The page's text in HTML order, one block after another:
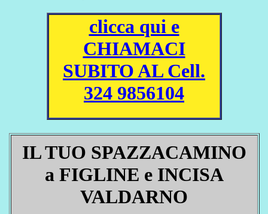
clicca qui e
CHIAMACI
SUBITO AL Cell.
324 9856104
IL TUO SPAZZACAMINO
a FIGLINE e INCISA
VALDARNO